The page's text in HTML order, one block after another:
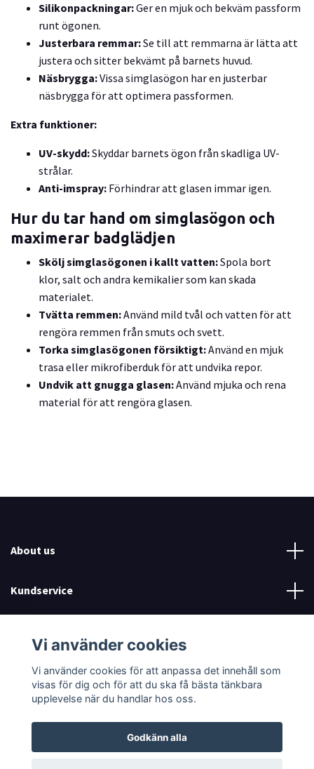
Silikonpackningar:Ger en mjuk och bekväm passform
runt ögonen.
Justerbara remmar:Se till att remmarna är lätta att
justera och sitter bekvämt på barnets huvud.
Näsbrygga:Vissa simglasögon har en justerbar
näsbrygga för att optimera passformen.
Extra funktioner:
UV-skydd:Skyddar barnets ögon från skadliga UV-
strålar.
Anti-imspray: Förhindrar att glasen immar igen.
Hur du tar hand om simglasögon och
maximerar badglädjen
Skölj simglasögonen i kallt vatten:Spola bort
klor, salt och andra kemikalier som kan skada
materialet.
Tvätta remmen:Använd mild tvål och vatten för att
rengöra remmen från smuts och svett.
Torka simglasögonen försiktigt:Använd en mjuk
trasa eller mikrofiberduk för att undvika repor.
Undvik att gnugga glasen:Använd mjuka och rena
material för att rengöra glasen.
About us
Kundservice
Sociala medier
Vi använder cookies
Vi använder cookies för att anpassa det innehåll som
visas för dig och för att du ska få bästa tänkbara
upplevelse när du handlar hos oss.
Godkänn alla